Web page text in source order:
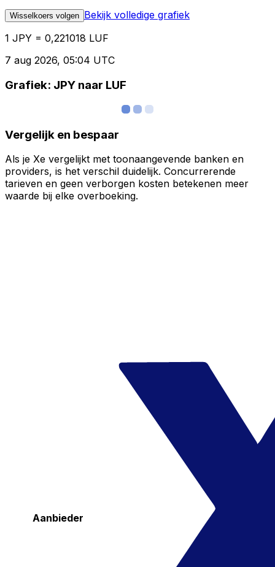
Wisselkoers volgen Bekijk volledige grafiek
1 JPY = 0,221018 LUF
7 aug 2026, 05:04 UTC
Grafiek: JPY naar LUF
Vergelijk en bespaar
Als je Xe vergelijkt met toonaangevende banken en
providers, is het verschil duidelijk. Concurrerende
tarieven en geen verborgen kosten betekenen meer
waarde bij elke overboeking.
Aanbieder